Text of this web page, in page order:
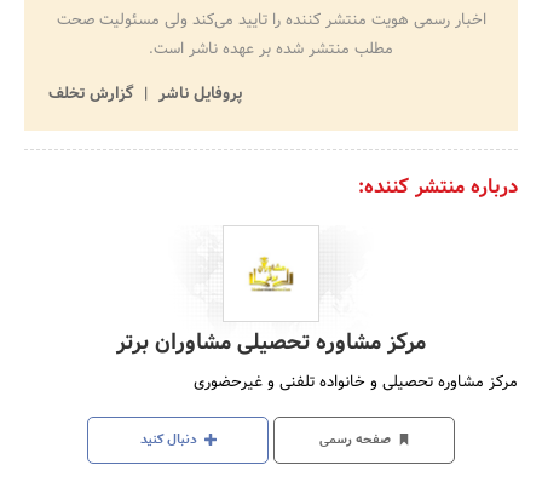
اخبار رسمی هویت منتشر کننده را تایید می‌کند ولی مسئولیت صحت
مطلب منتشر شده بر عهده ناشر است.
پروفایل ناشر
گزارش تخلف
درباره منتشر کننده:
مرکز مشاوره تحصیلی مشاوران برتر
مرکز مشاوره تحصیلی و خانواده تلفنی و غیرحضوری
صفحه رسمی دنبال کنید